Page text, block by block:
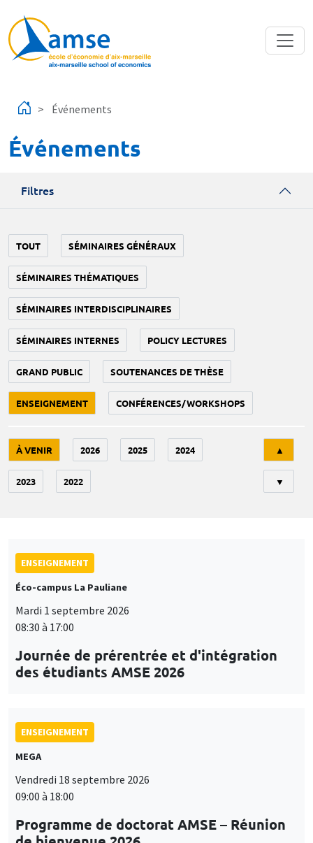
Événements
Événements
Filtres
TOUT SÉMINAIRES GÉNÉRAUX
SÉMINAIRES THÉMATIQUES
SÉMINAIRES INTERDISCIPLINAIRES
SÉMINAIRES INTERNES POLICY LECTURES
GRAND PUBLIC SOUTENANCES DE THÈSE
ENSEIGNEMENT CONFÉRENCES/WORKSHOPS
À VENIR 2026 2025 2024
2023 2022
▲
▼
ENSEIGNEMENT
Éco-campus La Pauliane
Mardi 1 septembre 2026
08:30 à 17:00
Journée de prérentrée et d'intégration
des étudiants AMSE 2026
ENSEIGNEMENT
MEGA
Vendredi 18 septembre 2026
09:00 à 18:00
Programme de doctorat AMSE – Réunion